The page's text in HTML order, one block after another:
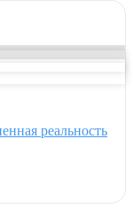
реальность